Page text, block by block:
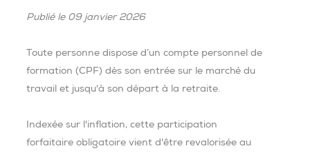
Publié le 09 janvier 2026
Toute personne dispose d’un compte personnel de
formation (CPF) dès son entrée sur le marché du
travail et jusqu'à son départ à la retraite.
Indexée sur l'inflation, cette participation
forfaitaire obligatoire vient d'être revalorisée au